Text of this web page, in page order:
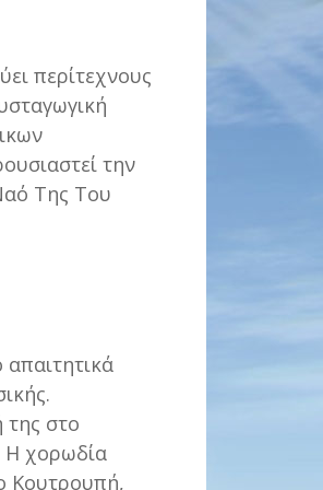
περίτεχνους
την
Της Του
στο
Η χορωδία
Κουτρουπή,